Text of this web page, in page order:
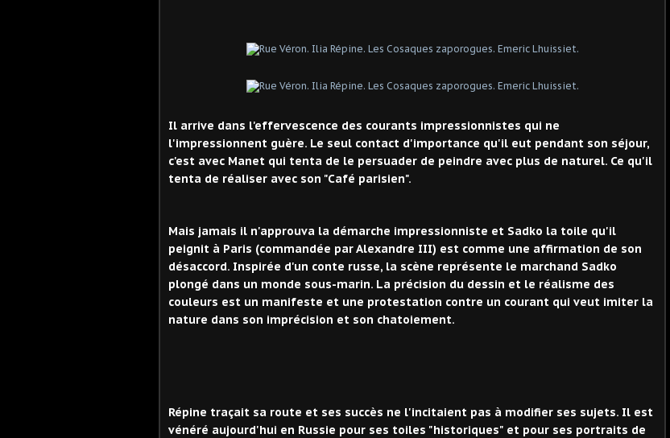
Il arrive dans l'effervescence des courants impressionnistes qui ne
l'impressionnent guère. Le seul contact d'importance qu'il eut pendant son séjour,
c'est avec Manet qui tenta de le persuader de peindre avec plus de naturel. Ce qu'il
tenta de réaliser avec son "Café parisien".
Mais jamais il n'approuva la démarche impressionniste et Sadko la toile qu'il
peignit à Paris (commandée par Alexandre III) est comme une affirmation de son
désaccord. Inspirée d'un conte russe, la scène représente le marchand Sadko
plongé dans un monde sous-marin. La précision du dessin et le réalisme des
couleurs est un manifeste et une protestation contre un courant qui veut imiter la
nature dans son imprécision et son chatoiement.
Répine traçait sa route et ses succès ne l'incitaient pas à modifier ses sujets. Il est
vénéré aujourd'hui en Russie pour ses toiles "historiques" et pour ses portraits de